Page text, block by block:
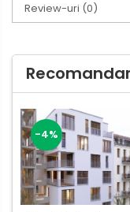
Review-uri (0)
-4%